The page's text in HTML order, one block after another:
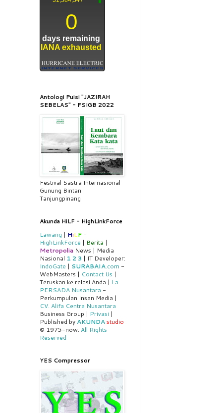
Antologi Puisi "JAZIRAH
SEBELAS" - FSIGB 2022
Festival Sastra Internasional
Gunung Bintan |
Tanjungpinang
Akunda HiLF - HighLinkForce
Lawang | HiLF -
HighLinkForce | Berita |
Metropolia News | Media
Nasional 1 2 3 | IT Developer:
IndoGate | SURABAIA.com -
WebMasters | Contact Us |
Teruskan ke relasi Anda | La
PERSADA Nusantara -
Perkumpulan Insan Media |
CV. Alifa Centra Nusantara
Business Group | Privasi |
Published by AKUNDAstudio
© 1975-now. All Rights
Reserved
YES Compressor